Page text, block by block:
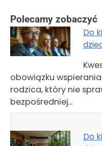
Polecamy zobaczyć
Do
obowiązku
rodzica, który nie
bezpośredniej…
Do
Nawigacja